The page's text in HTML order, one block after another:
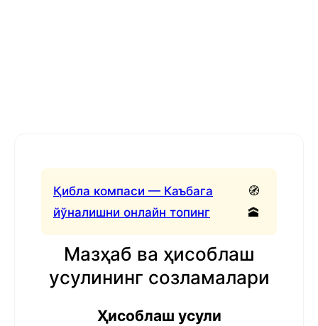
Қибла компаси — Каъбага
йўналишни онлайн топинг
🧭
🕋
Мазҳаб ва ҳисоблаш
усулининг созламалари
Ҳисоблаш усули